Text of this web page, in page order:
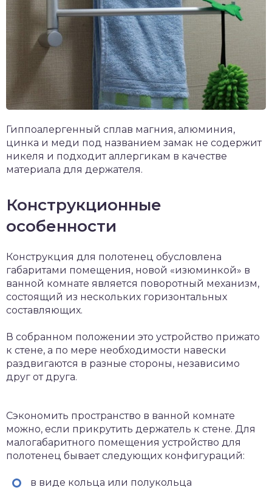
Гиппоалергенный сплав магния, алюминия,
цинка и меди под названием замак не содержит
никеля и подходит аллергикам в качестве
материала для держателя.
Конструкционные
особенности
Конструкция для полотенец обусловлена
габаритами помещения, новой «изюминкой» в
ванной комнате является поворотный механизм,
состоящий из нескольких горизонтальных
составляющих.
В собранном положении это устройство прижато
к стене, а по мере необходимости навески
раздвигаются в разные стороны, независимо
друг от друга.
Сэкономить пространство в ванной комнате
можно, если прикрутить держатель к стене. Для
малогабаритного помещения устройство для
полотенец бывает следующих конфигураций:
в виде кольца или полукольца